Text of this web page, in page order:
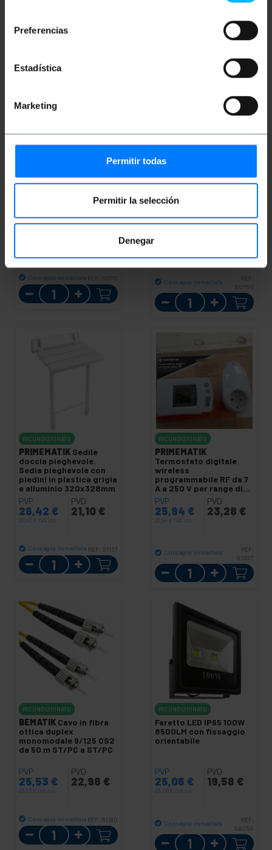
Preferencias
Estadística
Marketing
Permitir todas
Permitir la selección
Denegar
Quantità Quantità
PRIMEMATIKGrondaia
80x10cm con griglia in
Consegna immediata S0711
Quantità
PRIMEMATIKCar 3 Bike
Carrier
Consegna immediata
REF:
S0750
Quantità
RICONDIZIONATO
PRIMEMATIK Sedile
doccia pieghevole.
Sedia pieghevole con
piedini in plastica grigia
e alluminio 320x328mm
PVP
26,42 €
26,42 € IVA inc.
PVD
21,10 €
Consegna immediata REF: S1137
Quantità
RICONDIZIONATO
PRIMEMATIK
Termostato digitale
wireless
programmabile RF da 7
A a 250 V per range di
temperatura da 5ºC a
30ºC
PVP
25,94 €
25,94 € IVA inc.
PVD
23,28 €
Consegna immediata
REF:
S0297
Quantità
RICONDIZIONATO
BEMATIK Cavo in fibra
ottica duplex
monomodale 9/125 OS2
da 50 m ST/PC a ST/PC
PVP
25,53 €
25,53 € IVA inc.
PVD
22,98 €
Consegna immediata REF: S1180
Quantità
RICONDIZIONATO
Faretto LED IP65 100W
8500LM con fissaggio
orientabile
PVP
25,06 €
25,06 € IVA inc.
PVD
19,58 €
Consegna immediata
REF:
SA05G
Quantità